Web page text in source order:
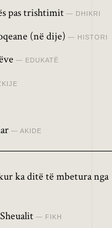
pas trishtimit DHIKRI
(në dije) HISTORI
EDUKATË
AKIDE
ka ditë të mbetura nga
FIKH